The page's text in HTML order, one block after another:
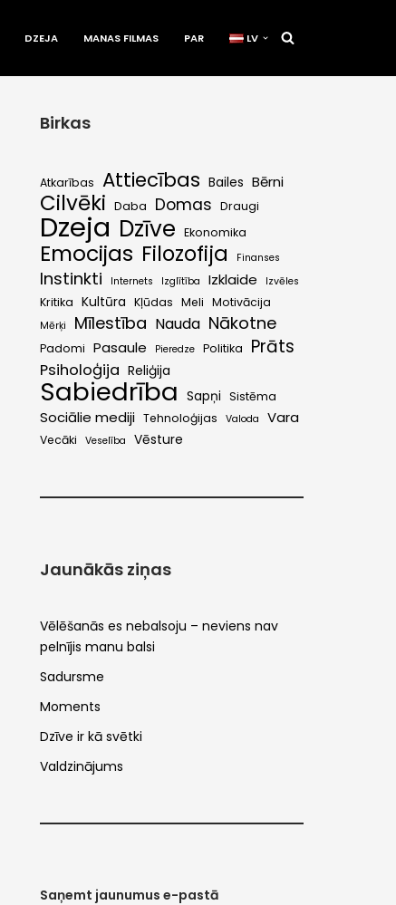
DZEJA MANAS FILMAS PAR LV
Birkas
Atkarības Attiecības Bailes Bērni
Cilvēki Daba Domas Draugi
Dzeja Dzīve Ekonomika
Emocijas Filozofija Finanses
Instinkti Internets Izglītība Izklaide Izvēles
Kritika Kultūra Kļūdas Meli Motivācija
Mērķi Mīlestība Nauda Nākotne
Padomi Pasaule Pieredze Politika Prāts
Psiholoģija Reliģija
Sabiedrība Sapņi Sistēma
Sociālie mediji Tehnoloģijas Valoda Vara
Vecāki Veselība Vēsture
Jaunākās ziņas
Vēlēšanās es nebalsoju – neviens nav
pelnījis manu balsi
Sadursme
Moments
Dzīve ir kā svētki
Valdzinājums
Saņemt jaunumus e-pastā